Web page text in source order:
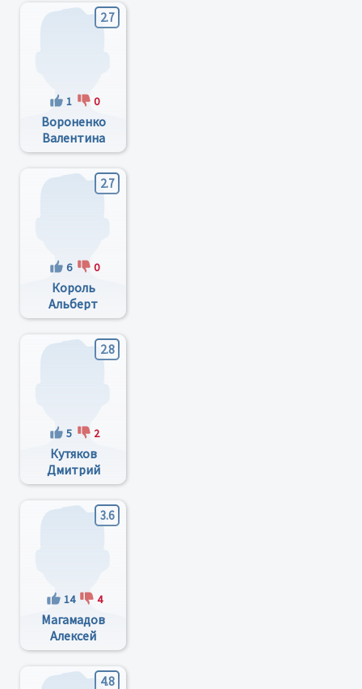
2.7
1 0
Вороненко
Валентина
Петровна
2.7
6 0
Король
Альберт
Яковлевич
2.8
5 2
Кутяков
Дмитрий
Владимирович
3.6
14 4
Магамадов
Алексей
Ризаудинович
4.8